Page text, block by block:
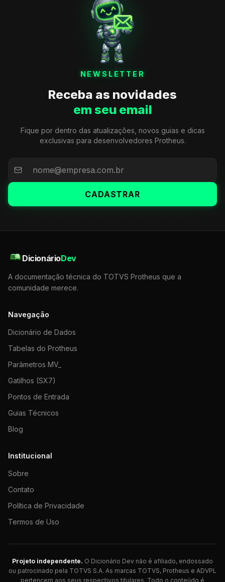
NEWSLETTER
Receba as novidades
em seu email
Fique por dentro das atualizações, novos guias e dicas
exclusivas para desenvolvedores Protheus.
CADASTRAR
DicionárioDev
A documentação técnica do TOTVS Protheus que a
comunidade merece.
Navegação
Dicionário de Dados
Tabelas do Protheus
Parâmetros MV_
Gatilhos (SX7)
Pontos de Entrada
Guias Técnicos
Blog
Institucional
Sobre
Contato
Política de Privacidade
Termos de Uso
Projeto independente. O Dicionário Dev não é afiliado, endossado
ou patrocinado pela TOTVS S.A. As marcas TOTVS, Protheus e ADVPL
pertencem aos seus respectivos titulares. Todo o conteúdo é